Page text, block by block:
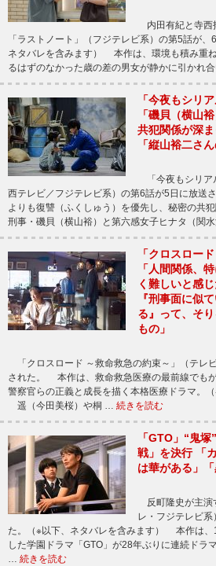
内田有紀と寺西
「ラストノート」（フジテレビ系）の第5話が、
ネタバレを含みます） 本作は、環境も積み重
るはずのなかった歳の差の男女が静かに引かれ
「今夜もシリ
「磯貝（横山
共犯関係が深ま
「縦山裕二さ
「今夜もシリア
西テレビ／フジテレビ系）の第6話が5日に放
よりも復讐（ふくしゅう）を優先し、秘密の共
刑事・磯貝（横山裕）と第六感女子ヒナタ（関
「クロスロー
「人間関係、
く難しいと感
『刑事面に似
る』って、そ
もの」
「クロスロード ～救命救急の約束～」（テレ
された。 本作は、救命救急医療の最前線でも
警察官らの正義と成長を描く本格医療ドラマ。
遥（今田美桜）や桐 … 続きを読む
「GTO」“鬼
戦」を決行 「
は華がある」「
反町隆史が主演
レ・フジテレビ
た。（※以下、ネタバレを含みます） 本作は、
した学園ドラマ「GTO」が28年ぶりに連続ドラ
続きを読む